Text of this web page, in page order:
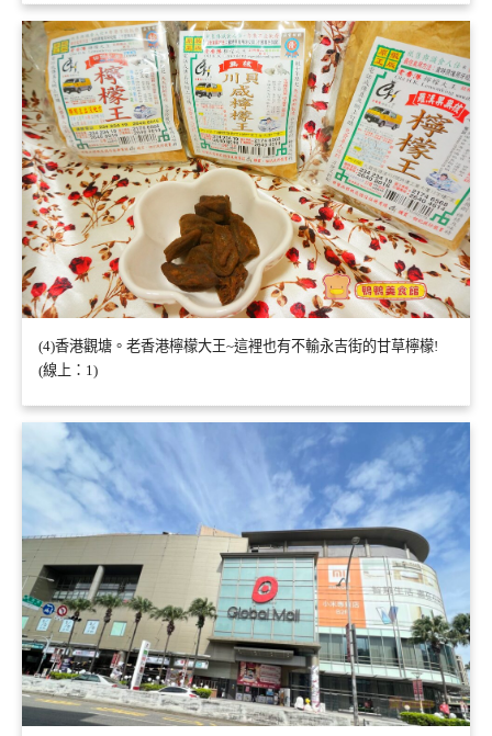
(4)香港觀塘。老香港檸檬大王~這裡也有不輸永吉街的甘草檸檬!
(線上：1)